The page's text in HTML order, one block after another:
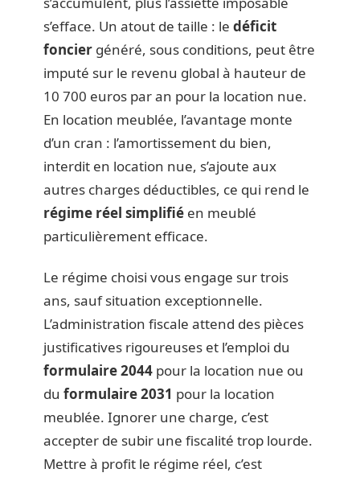
s’efface. Un atout de taille : le déficit
foncier généré, sous conditions, peut être
imputé sur le revenu global à hauteur de
10 700 euros par an pour la location nue.
En location meublée, l’avantage monte
d’un cran : l’amortissement du bien,
interdit en location nue, s’ajoute aux
autres charges déductibles, ce qui rend le
régime réel simplifié en meublé
particulièrement efficace.
Le régime choisi vous engage sur trois
ans, sauf situation exceptionnelle.
L’administration fiscale attend des pièces
justificatives rigoureuses et l’emploi du
formulaire 2044 pour la location nue ou
du formulaire 2031 pour la location
meublée. Ignorer une charge, c’est
accepter de subir une fiscalité trop lourde.
Mettre à profit le régime réel, c’est